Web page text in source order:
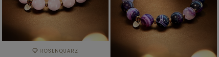
ROSENQUARZ